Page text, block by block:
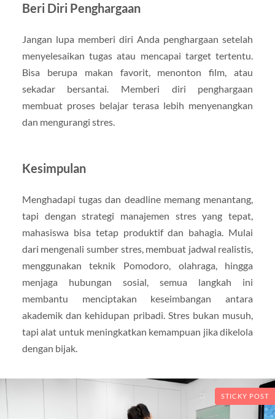
Beri Diri Penghargaan
Jangan lupa memberi diri Anda penghargaan setelah
menyelesaikan tugas atau mencapai target tertentu.
Bisa berupa makan favorit, menonton film, atau
sekadar bersantai. Memberi diri penghargaan
membuat proses belajar terasa lebih menyenangkan
dan mengurangi stres.
Kesimpulan
Menghadapi tugas dan deadline memang menantang,
tapi dengan strategi manajemen stres yang tepat,
mahasiswa bisa tetap produktif dan bahagia. Mulai
dari mengenali sumber stres, membuat jadwal realistis,
menggunakan teknik Pomodoro, olahraga, hingga
menjaga hubungan sosial, semua langkah ini
membantu menciptakan keseimbangan antara
akademik dan kehidupan pribadi. Stres bukan musuh,
tapi alat untuk meningkatkan kemampuan jika dikelola
dengan bijak.
STICKY POST